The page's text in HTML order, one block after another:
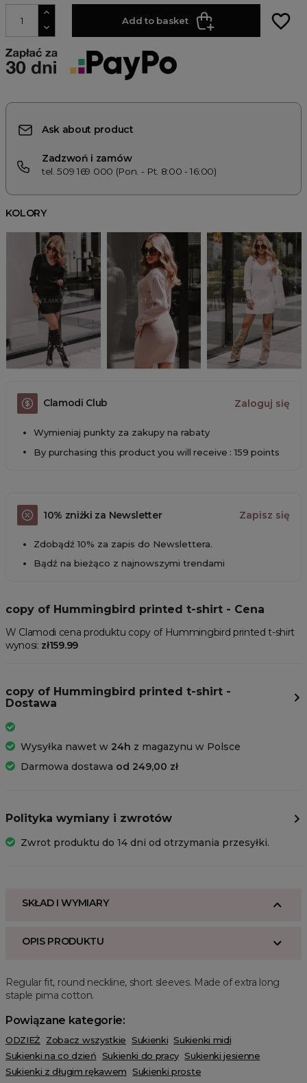
Add to basket favorite_border
Ask about product
Zadzwoń i zamów
tel. 509 169 000 (Pon. - Pt. 8:00 - 16:00)
KOLORY
Clamodi Club Zaloguj się
Wymieniaj punkty za zakupy na rabaty
By purchasing this product you will receive : 159 points
10% zniżki za Newsletter Zapisz się
Zdobądź 10% za zapis do Newslettera.
Bądź na bieżąco z najnowszymi trendami
copy of Hummingbird printed t-shirt - Cena
W Clamodi cena produktu copy of Hummingbird printed t-shirt
wynosi: zł159.99
copy of Hummingbird printed t-shirt -
Dostawa
Wysyłka nawet w 24h z magazynu w Polsce
Darmowa dostawa od 249,00 zł
Polityka wymiany i zwrotów
Zwrot produktu do 14 dni od otrzymania przesyłki.
SKŁAD I WYMIARY
OPIS PRODUKTU
Regular fit, round neckline, short sleeves. Made of extra long
staple pima cotton.
Powiązane kategorie:
ODZIEŻ Zobacz wszystkie Sukienki Sukienki midi
Sukienki na co dzień Sukienki do pracy Sukienki jesienne
Sukienki z długim rękawem Sukienki proste